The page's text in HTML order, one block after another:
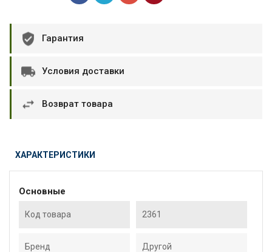
Гарантия
Условия доставки
Возврат товара
ХАРАКТЕРИСТИКИ
Основные
Код товара 2361
Бренд Другой